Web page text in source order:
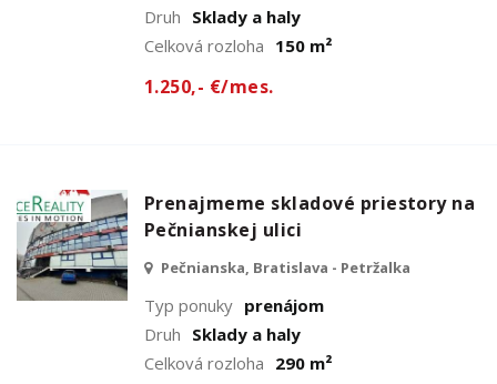
Druh Sklady a haly
Celková rozloha 150 m²
1.250,- €/mes.
Prenajmeme skladové priestory na
Pečnianskej ulici
Pečnianska, Bratislava - Petržalka
Typ ponuky prenájom
Druh Sklady a haly
Celková rozloha 290 m²